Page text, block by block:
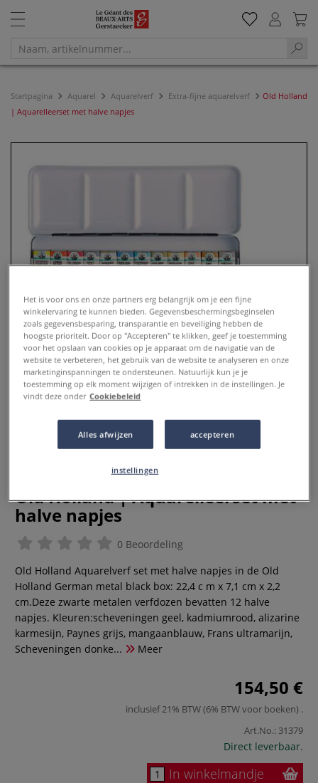
Startpagina Aquarel Aquarelverf Extra-fijne aquarelverf
Old Holland
| Aquarelleerset met halve napjes
Old Holland | Aquarelleerset met
halve napjes
0 Beoordeling
Old Holland Aquarelverf set met halve napjes in de Old
Holland German metal black box: 22,4 c m x 7,1 cm x 2,2
cm.Deze zwarte metalen verfdozen bevatten 12 halve
napjes. Kleuren:scheveningen geel, kadmiumrood, alizarine
karmesijn, Paynes grijs, mangaanblauw, Frans ultramarijn,
Scheveningen donke...
Meer
154,50 €
inclusief 21% BTW (6% BTW voor boeken) .
Art.No.: 31379
Direct leverbaar.
In winkelmandje
Het is voor ons en onze partners erg belangrijk om je een fijne
winkelervaring te kunnen bieden. Gegevensbeschermingsbeginselen
zoals gegevensbesparing, transparantie en beveiliging hebben de
hoogste prioriteit. Door op "Accepteren" te klikken, geef je toestemming
voor het opslaan van cookies op je apparaat om de navigatie van de
website te verbeteren, het gebruik van de website te analyseren en onze
marketinginspanningen te ondersteunen. Natuurlijk kun je je
toestemming op elk moment wijzigen of intrekken in de instellingen. Je
vindt deze onder Cookiebeleid
Alles afwijzen accepteren
instellingen